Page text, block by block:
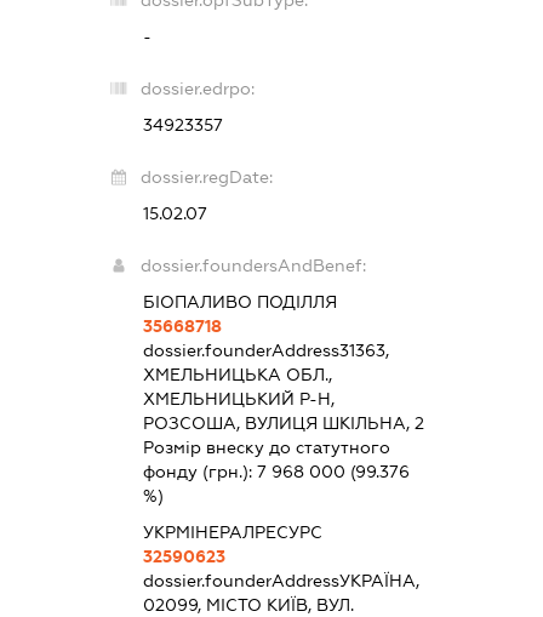
-
dossier.edrpo:
34923357
dossier.regDate:
15.02.07
dossier.foundersAndBenef:
БІОПАЛИВО ПОДІЛЛЯ
35668718
dossier.founderAddress31363,
ХМЕЛЬНИЦЬКА ОБЛ.,
ХМЕЛЬНИЦЬКИЙ Р-Н,
РОЗСОША, ВУЛИЦЯ ШКІЛЬНА, 2
Розмір внеску до статутного
фонду (грн.):7 968 000 (99.376
%)
УКРМІНЕРАЛРЕСУРС
32590623
dossier.founderAddressУКРАЇНА,
02099, МІСТО КИЇВ, ВУЛ.